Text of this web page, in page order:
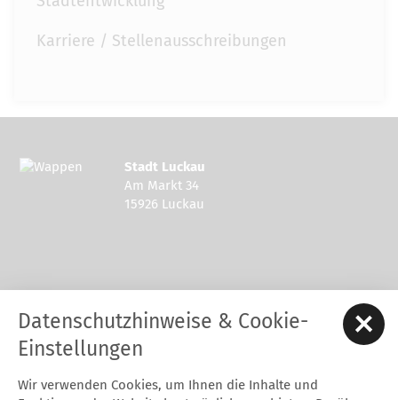
Karriere / Stellenausschreibungen
Stadt Luckau
Am Markt 34
15926 Luckau
Tel.: 03544 - 594 0
Fax: 03544 - 2948
E-Mail:stadt@luckau.de
Datenschutzhinweise & Cookie-
Einstellungen
Wir verwenden Cookies, um Ihnen die Inhalte und